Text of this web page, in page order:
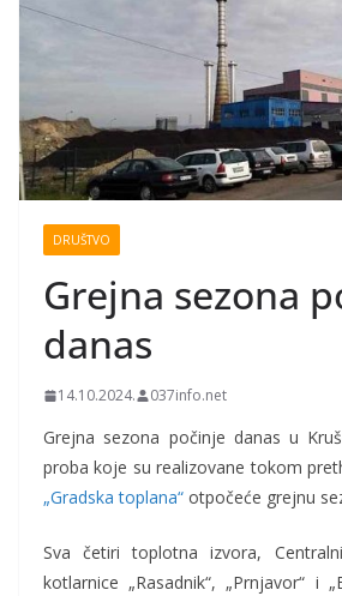
DRUŠTVO
Grejna sezona
danas
14.10.2024. 037info.net
Grejna sezona počinje danas u
proba koje su realizovane tokom
„Gradska toplana“ otpočeće grejnu
Sva četiri toplotna izvora,
kotlarnice „Rasadnik“, „Prnjavor“ i